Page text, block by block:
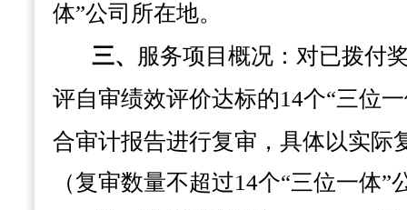
体”公司所在地。
三、
服务项目 概况： 对已拨付
评自审绩效评价达标的14个“三位
合审计报告进行复审， 具体以实际
（复审数量不超过14个“三位一体”